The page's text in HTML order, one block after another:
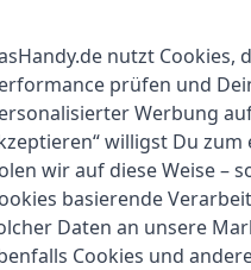
in Kombination mit
und auch
Aufladen
mit einer einzigen
Bereich
nutzt Cookies,
prüfen und
Werbung
willigst Du
wir auf diese Weise –
basierende
Daten an unsere
Cookies und